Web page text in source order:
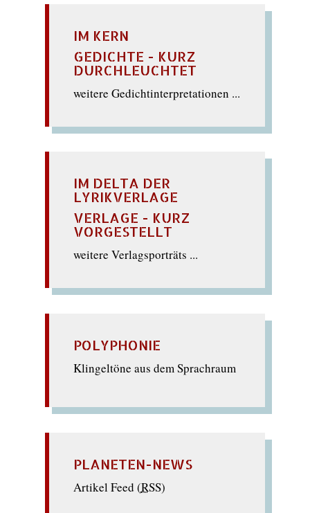
IM KERN
GEDICHTE - KURZ
DURCHLEUCHTET
weitere Gedichtinterpretationen ...
IM DELTA DER
LYRIKVERLAGE
VERLAGE - KURZ
VORGESTELLT
weitere Verlagsporträts ...
POLYPHONIE
Klingeltöne aus dem Sprachraum
PLANETEN-NEWS
Artikel Feed (RSS)